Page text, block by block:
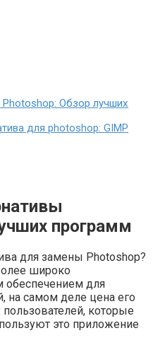
Обзор лучших
для photoshop: GIMP
программ
для замены Photoshop?
широко
для
на самом деле цена его
которые
это приложение